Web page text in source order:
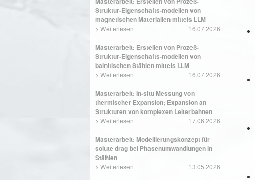
Struktur-Eigenschafts-modellen von
magnetischen Materialien mittels LLM
> Weiterlesen 16.07.2026
Masterarbeit: Erstellen von Prozeß-
Struktur-Eigenschafts-modellen von
bainitischen Stählen mittels LLM
> Weiterlesen 16.07.2026
Masterarbeit: In-situ Messung von
thermischer Expansion; Expansion an
Strukturen von komplexen Leiterbahnen
> Weiterlesen 17.06.2026
Masterarbeit: Modellierungskonzept für
solute drag bei Phasenumwandlungen in
Stählen
> Weiterlesen 13.05.2026